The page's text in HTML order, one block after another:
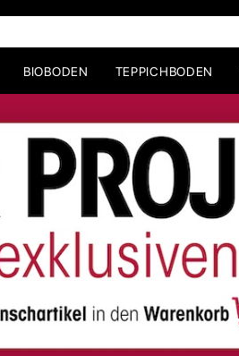
BIOBODEN TEPPICHBODEN